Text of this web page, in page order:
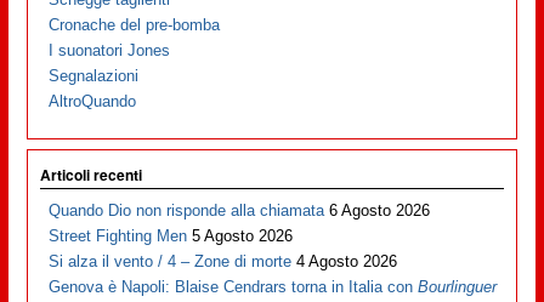
Cronache del pre-bomba
I suonatori Jones
Segnalazioni
AltroQuando
Articoli recenti
Quando Dio non risponde alla chiamata 6 Agosto 2026
Street Fighting Men 5 Agosto 2026
Si alza il vento / 4 – Zone di morte 4 Agosto 2026
Genova è Napoli: Blaise Cendrars torna in Italia conBourlinguer